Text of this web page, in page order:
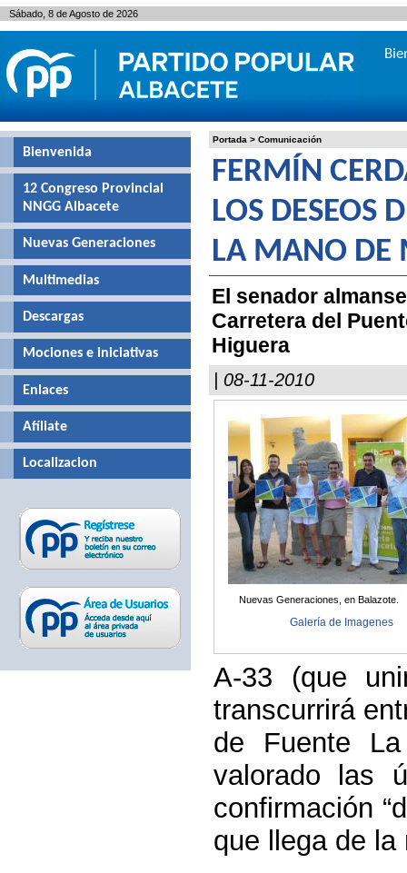
Portada > Comunicación
FERMÍN
LOS DESEOS
LA MANO DE
El senador
Carretera del
Higuera
| 08-11-2010
Nuevas Generaciones, en Balazote.
Galería de Imagenes
A-33 (que
transcurrirá
de Fuente
valorado las
confirmación
que llega de la
Bienvenida
12 Congreso Provincial
NNGG Albacete
Nuevas Generaciones
Multimedias
Descargas
Mociones e iniciativas
Enlaces
Afíliate
Localizacion
Sábado, 8 de Agosto de 2026